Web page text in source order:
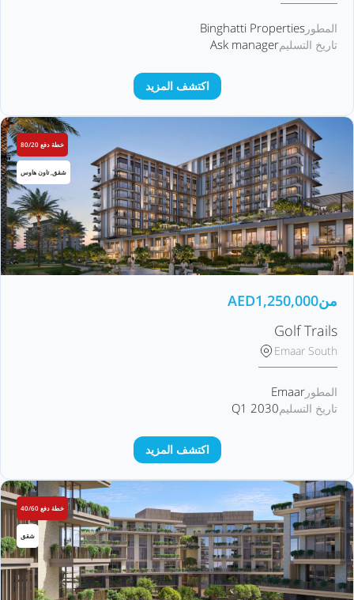
المطور Binghatti Properties
تاريخ التسليمAsk manager
اكتشف المزيد
خطة دفع 80/20
شقق, تاون هاوس
من AED1,250,000
Golf Trails
Emaar South
المطور Emaar
تاريخ التسليمQ1 2030
اكتشف المزيد
خطة دفع 40/60
شقق